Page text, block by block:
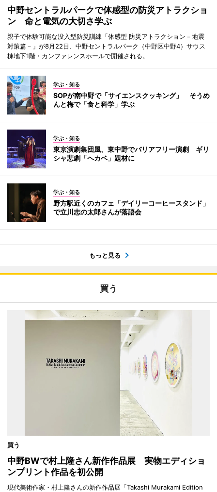
中野セントラルパークで体感型の防災アトラクショ
ン 命と電気の大切さ学ぶ
親子で体験可能な没入型防災訓練「体感型 防災アトラクション－地震
対策篇－」が8月22日、中野セントラルパーク（中野区中野4）サウス
棟地下1階・カンファレンスホールで開催される。
学ぶ・知る
SOPが南中野で「サイエンスクッキング」 そうめ
んと梅で「食と科学」学ぶ
学ぶ・知る
東京演劇集団風、東中野でバリアフリー演劇 ギリ
シャ悲劇「ヘカベ」題材に
学ぶ・知る
野方駅近くのカフェ「デイリーコーヒースタンド」
で立川志の太郎さんが落語会
もっと見る
買う
買う
中野BWで村上隆さん新作作品展 実物エディショ
ンプリント作品を初公開
現代美術作家・村上隆さんの新作作品展「Takashi Murakami Edition